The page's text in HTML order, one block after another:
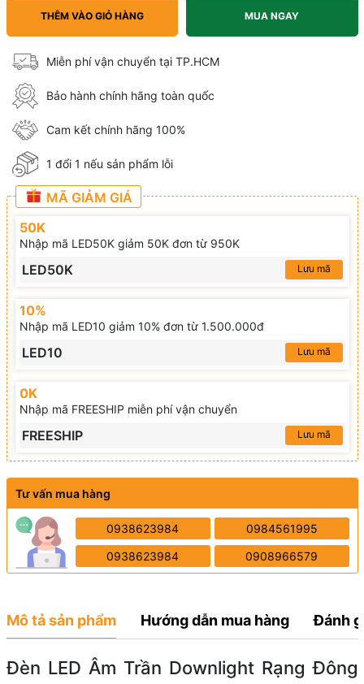
THÊM VÀO GIỎ HÀNG MUA NGAY
Miễn phí vận chuyển tại TP.HCM
Bảo hành chính hãng toàn quốc
Cam kết chính hãng 100%
1 đổi 1 nếu sản phẩm lỗi
MÃ GIẢM GIÁ
50K
Nhập mã LED50K giảm 50K đơn từ 950K
LED50K Lưu mã
10%
Nhập mã LED10 giảm 10% đơn từ 1.500.000đ
LED10 Lưu mã
0K
Nhập mã FREESHIP miễn phí vận chuyển
FREESHIP Lưu mã
Tư vấn mua hàng
0938623984 0984561995
0938623984 0908966579
Mô tả sản phẩm Hướng dẫn mua hàng Đánh
Đèn LED Âm Trần Downlight Rạng Đông